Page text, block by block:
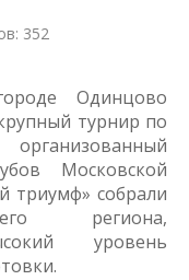
352
Одинцово
турнир по
организованный
Московской
триумф» собрали
региона,
уровень